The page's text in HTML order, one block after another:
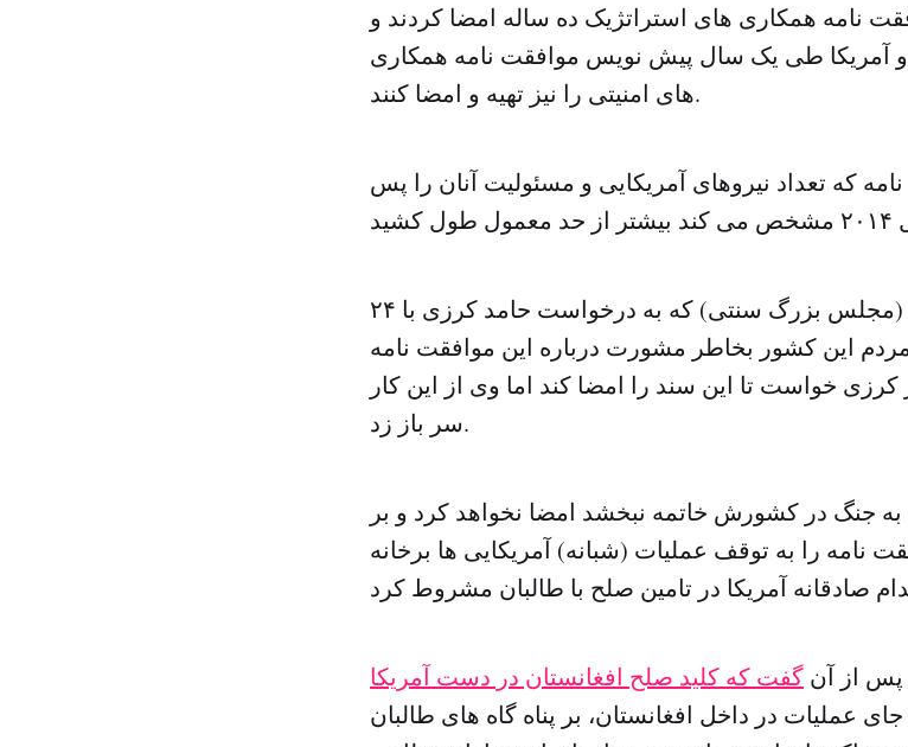
نامه همکاری های استراتژیک ده ساله امضا کردند و
و آمریکا طی یک سال پیش نویس موافقت نامه همکاری
های امنیتی را نیز تهیه و امضا کنند.
که تعداد نیروهای آمریکایی و مسئولیت آنان را پس
۲۴ نوامبر ۲۰۱۳ لویه جرگه مشورتی (مجلس بزرگ سنتی) که به درخواست حامد کرزی با
مردم این کشور بخاطر مشورت درباره این موافقت نامه
کرزی خواست تا این سند را امضا کند اما وی از این کار
سر باز زد.
جنگ در کشورش خاتمه نبخشد امضا نخواهد کرد و بر
را به توقف عملیات (شبانه) آمریکایی ها برخانه
پس از آن گفت که کلید صلح افغانستان در دست آمریکا
جای عملیات در داخل افغانستان، بر پناه گاه های طالبان